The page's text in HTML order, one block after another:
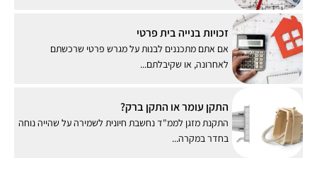
זכויות בנייה בית פרטי
אם אתם מתכננים לבנות על מגרש פרטי שרכשתם
לאחרונה, או שקיבלתם...
התקן עומר או התקן ברק?
התקנת מזגן לממ"ד נחשבת חיונית לשמירה על שהייה נוחה
בחדר במקרה...